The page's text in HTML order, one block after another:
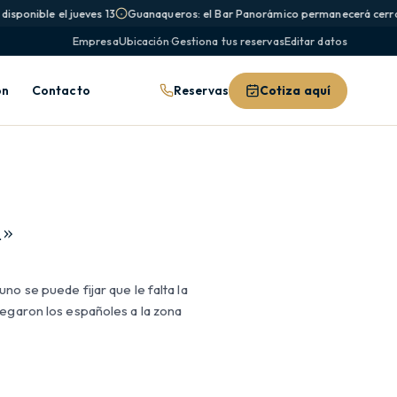
el jueves 13
Guanaqueros: el Bar Panorámico permanecerá
EmpresaUbicación·Gestiona tus reservasEditar datos
Contacto Reservas Cotiza aquí
se puede fijar que le falta la
los españoles a la zona